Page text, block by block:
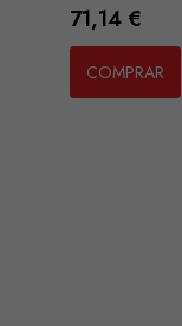
Preço
71,14 €
COMPRAR